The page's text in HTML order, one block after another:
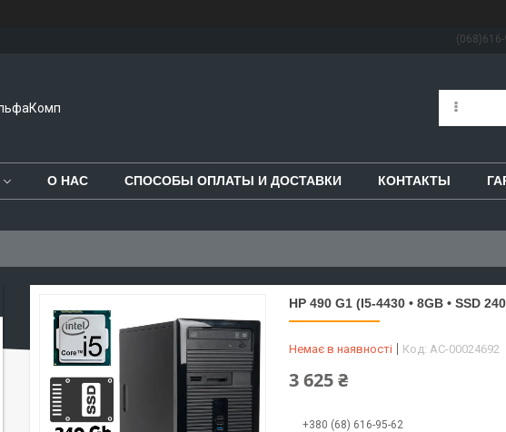
О НАС СПОСОБЫ ОПЛАТЫ И ДОСТАВКИ КОНТАКТЫ
HP 490 G1 (I5-4430 • 8GB • SSD
Немає в наявності Код: AC-00024692
3 625 ₴
+380 (68) 616-95-62